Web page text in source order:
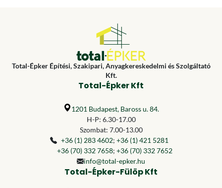
Total-Épker Építési, Szakipari, Anyagkereskedelmi és Szolgáltató
Kft.
Total-Épker Kft
1201 Budapest, Baross u. 84.
H-P: 6.30-17.00
Szombat: 7.00-13.00
+36 (1) 283 4602; +36 (1) 421 5281
+36 (70) 332 7658; +36 (70) 332 7652
info@total-epker.hu
Total-Épker-Fülöp Kft